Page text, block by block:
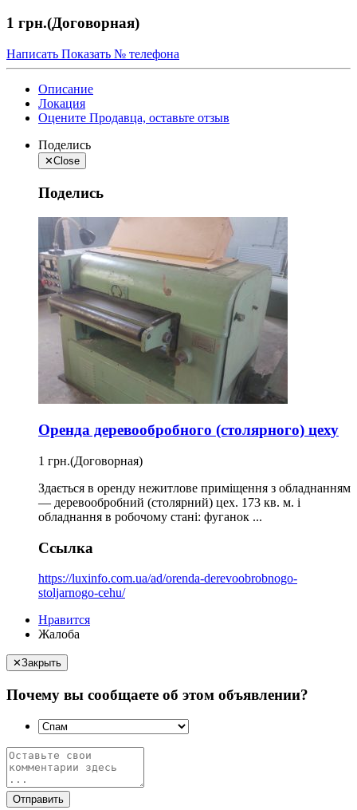
1 грн.(Договорная)
Написать Показать № телефона
Описание
Локация
Оцените Продавца, оставьте отзыв
Поделись
✕Close
Поделись
Оренда деревообробного (столярного) цеху
1 грн.(Договорная)
Здається в оренду нежитлове приміщення з обладнанням
— деревообробний (столярний) цех. 173 кв. м. і
обладнання в робочому стані: фуганок ...
Ссылка
https://luxinfo.com.ua/ad/orenda-derevoobrobnogo-
stoljarnogo-cehu/
Нравится
Жалоба
✕Закрыть
Почему вы сообщаете об этом объявлении?
Отправить